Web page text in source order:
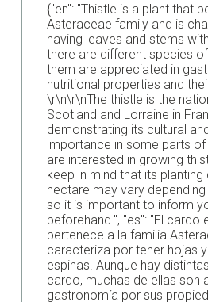
{"en": "Thistle is a plant that
Asteraceae family and is
having leaves and stems
there are different species
them are appreciated in
nutritional properties and
\r\n\r\nThe thistle is the
Scotland and Lorraine in
demonstrating its cultural
importance in some parts
are interested in growing
keep in mind that its planting
hectare may vary
so it is important to inform
beforehand.", "es": "El cardo
pertenece a la familia
caracteriza por tener hojas
espinas. Aunque hay
cardo, muchas de ellas son
gastronomía por sus